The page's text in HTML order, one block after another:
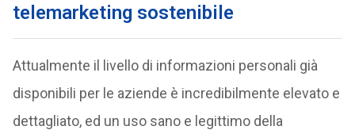
telemarketing sostenibile
Attualmente il livello di informazioni personali già
disponibili per le aziende è incredibilmente elevato e
dettagliato, ed un uso sano e legittimo della